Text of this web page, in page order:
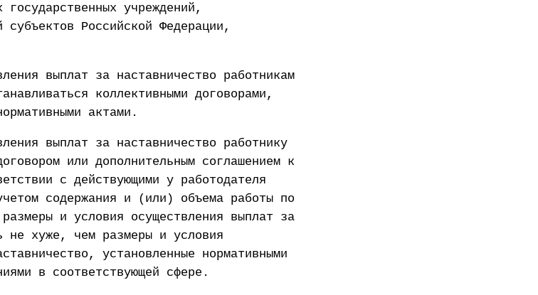
государственных учреждений,
субъектов Российской Федерации,
выплат за наставничество работникам
коллективными договорами,
актами.
выплат за наставничество работнику
или дополнительным соглашением к
с действующими у работодателя
содержания и (или) объема работы по
и условия осуществления выплат за
не хуже, чем размеры и условия
установленные нормативными
в соответствующей сфере.